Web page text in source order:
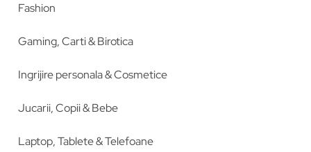
Fashion
Gaming, Carti & Birotica
Ingrijire personala & Cosmetice
Jucarii, Copii & Bebe
Laptop, Tablete & Telefoane